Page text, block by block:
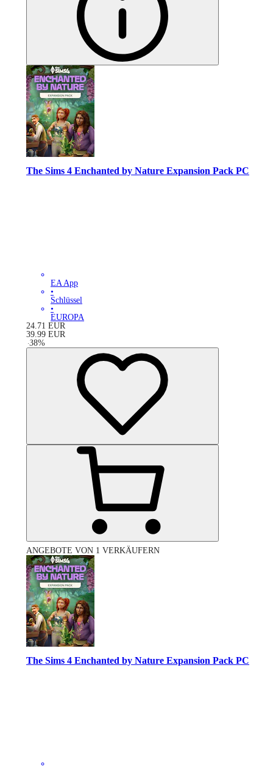
The Sims 4 Enchanted by Nature Expansion Pack PC
EA App
•
Schlüssel
•
EUROPA
24.71 EUR
39.99 EUR
-38%
ANGEBOTE VON 1 VERKÄUFERN
The Sims 4 Enchanted by Nature Expansion Pack PC